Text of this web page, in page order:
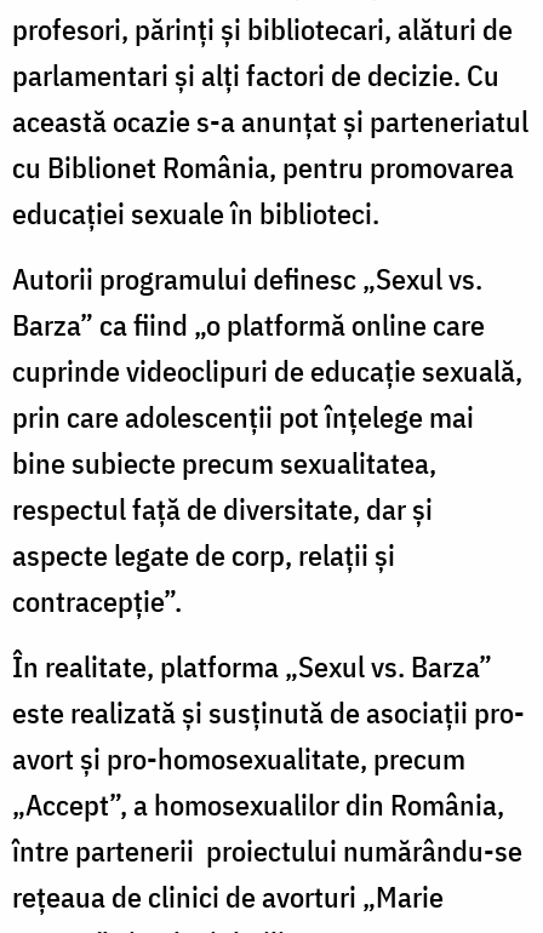
profesori, părinţi şi bibliotecari, alături de
parlamentari şi alţi factori de decizie. Cu
această ocazie s-a anunţat şi parteneriatul
cu Biblionet România, pentru promovarea
educaţiei sexuale în biblioteci.
Autorii programului definesc „Sexul vs.
Barza” ca fiind „o platformă online care
cuprinde videoclipuri de educaţie sexuală,
prin care adolescenţii pot înţelege mai
bine subiecte precum sexualitatea,
respectul faţă de diversitate, dar şi
aspecte legate de corp, relaţii şi
contracepţie”.
În realitate, platforma „Sexul vs. Barza”
este realizată şi susţinută de asociaţii pro-
avort şi pro-homosexualitate, precum
„Accept”, a homosexualilor din România,
între partenerii proiectului numărându-se
reţeaua de clinici de avorturi „Marie